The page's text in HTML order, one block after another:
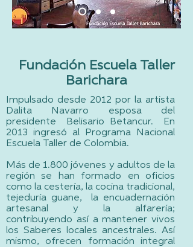
Fundación Escuela Taller
Barichara
Impulsado desde 2012 por la artista
Dalita Navarro esposa del
presidente Belisario Betancur. En
2013 ingresó al Programa Nacional
Escuela Taller de Colombia.
Más de 1.800 jóvenes y adultos de la
región se han formado en oficios
como la cestería, la cocina tradicional,
tejeduría guane, la encuadernación
artesanal y la alfarería;
contribuyendo así a mantener vivos
los Saberes locales ancestrales. Así
mismo, ofrecen formación integral